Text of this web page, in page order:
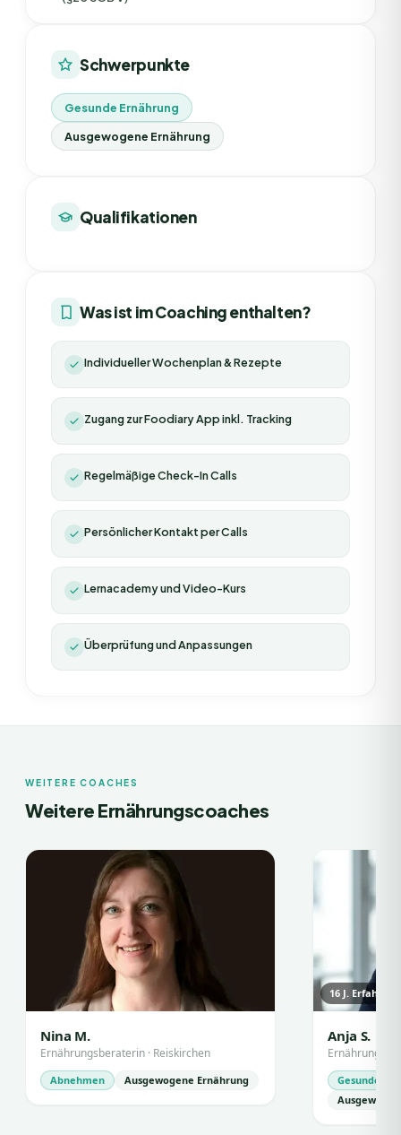
Schwerpunkte
Gesunde Ernährung
Ausgewogene Ernährung
Qualifikationen
Was ist im Coaching enthalten?
Individueller Wochenplan & Rezepte
Zugang zur Foodiary App inkl. Tracking
Regelmäßige Check-In Calls
Persönlicher Kontakt per Calls
Lernacademy und Video-Kurs
Überprüfung und Anpassungen
WEITERE COACHES
Weitere Ernährungscoaches
Nina M.
Ernährungsberaterin · Reiskirchen
Abnehmen Ausgewogene Ernährung
16 J. Erfahrung
Anja S.
Gesunde